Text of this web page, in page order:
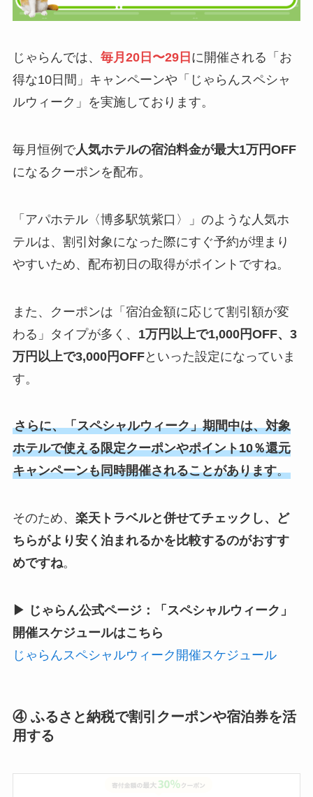
じゃらんでは、 毎月20日〜29日 に開催される「お
得な10日間」キャンペーンや「じゃらんスペシャ
ルウィーク」を実施しております。
毎月恒例で人気ホテルの宿泊料金が最大1万円OFF
になるクーポンを配布。
「アパホテル〈博多駅筑紫口〉」のような人気ホ
テルは、割引対象になった際にすぐ予約が埋まり
やすいため、配布初日の取得がポイントですね。
また、クーポンは「宿泊金額に応じて割引額が変
わる」タイプが多く、 1万円以上で1,000円OFF、3
万円以上で3,000円OFFといった設定になっていま
す。
さらに、「スペシャルウィーク」期間中は、対象
ホテルで使える限定クーポンやポイント10％還元
キャンペーンも同時開催されることがあります。
そのため、 楽天トラベルと併せてチェックし、ど
ちらがより安く泊まれるかを比較するのがおすす
めですね。
▶ じゃらん公式ページ：「スペシャルウィーク」
開催スケジュールはこちら
じゃらんスペシャルウィーク開催スケジュール
④ ふるさと納税で割引クーポンや宿泊券を活
用する